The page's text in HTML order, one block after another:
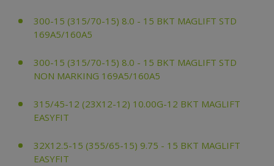
300-15 (315/70-15) 8.0 - 15 BKT MAGLIFT STD
169A5/160A5
300-15 (315/70-15) 8.0 - 15 BKT MAGLIFT STD
NON MARKING 169A5/160A5
315/45-12 (23X12-12) 10.00G-12 BKT MAGLIFT
EASYFIT
32X12.5-15 (355/65-15) 9.75 - 15 BKT MAGLIFT
EASYFIT